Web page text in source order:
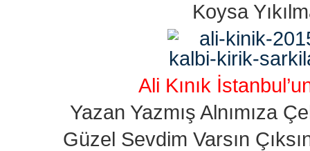
Koysa
Ali Kınık
Yazan Yazmış Alnımıza
Güzel Sevdim Varsın